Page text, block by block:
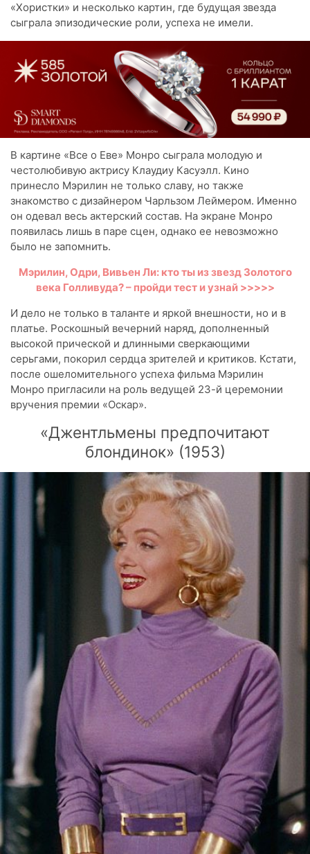
«Хористки» и несколько картин, где будущая звезда
сыграла эпизодические роли, успеха не имели.
В картине «Все о Еве» Монро сыграла молодую и
честолюбивую актрису Клаудиу Касуэлл. Кино
принесло Мэрилин не только славу, но также
знакомство с дизайнером Чарльзом Леймером. Именно
он одевал весь актерский состав. На экране Монро
появилась лишь в паре сцен, однако ее невозможно
было не запомнить.
Мэрилин, Одри, Вивьен Ли: кто ты из звезд Золотого
века Голливуда? – пройди тест и узнай >>>>>
И дело не только в таланте и яркой внешности, но и в
платье. Роскошный вечерний наряд, дополненный
высокой прической и длинными сверкающими
серьгами, покорил сердца зрителей и критиков. Кстати,
после ошеломительного успеха фильма Мэрилин
Монро пригласили на роль ведущей 23-й церемонии
вручения премии «Оскар».
«Джентльмены предпочитают
блондинок» (1953)